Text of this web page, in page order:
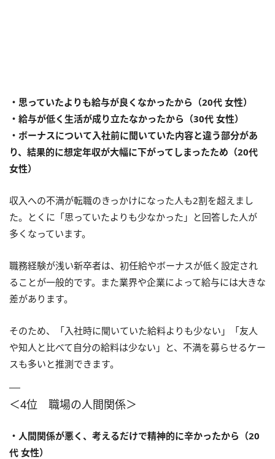
・思っていたよりも給与が良くなかったから（20代 女性）
・給与が低く生活が成り立たなかったから（30代 女性）
・ボーナスについて入社前に聞いていた内容と違う部分があ
り、結果的に想定年収が大幅に下がってしまったため（20代
女性）
収入への不満が転職のきっかけになった人も2割を超えまし
た。とくに「思っていたよりも少なかった」と回答した人が
多くなっています。
職務経験が浅い新卒者は、初任給やボーナスが低く設定され
ることが一般的です。また業界や企業によって給与には大きな
差があります。
そのため、「入社時に聞いていた給料よりも少ない」「友人
や知人と比べて自分の給料は少ない」と、不満を募らせるケー
スも多いと推測できます。
＜4位 職場の人間関係＞
・人間関係が悪く、考えるだけで精神的に辛かったから（20
代 女性）